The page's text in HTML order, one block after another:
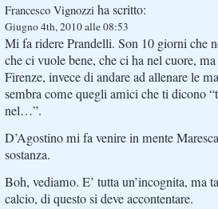
Francesco Vignozzi ha scritto:
Giugno 4th, 2010 alle 08:53
Mi fa ridere Prandelli. Son 10 giorni che
che ci vuole bene, che ci ha nel cuore,
Firenze, invece di andare ad allenare le
sembra come quegli amici che ti dicono
nel…”.
D’Agostino mi fa venire in mente
sostanza.
Boh, vediamo. E’ tutta un’incognita, ma
calcio, di questo si deve accontentare.